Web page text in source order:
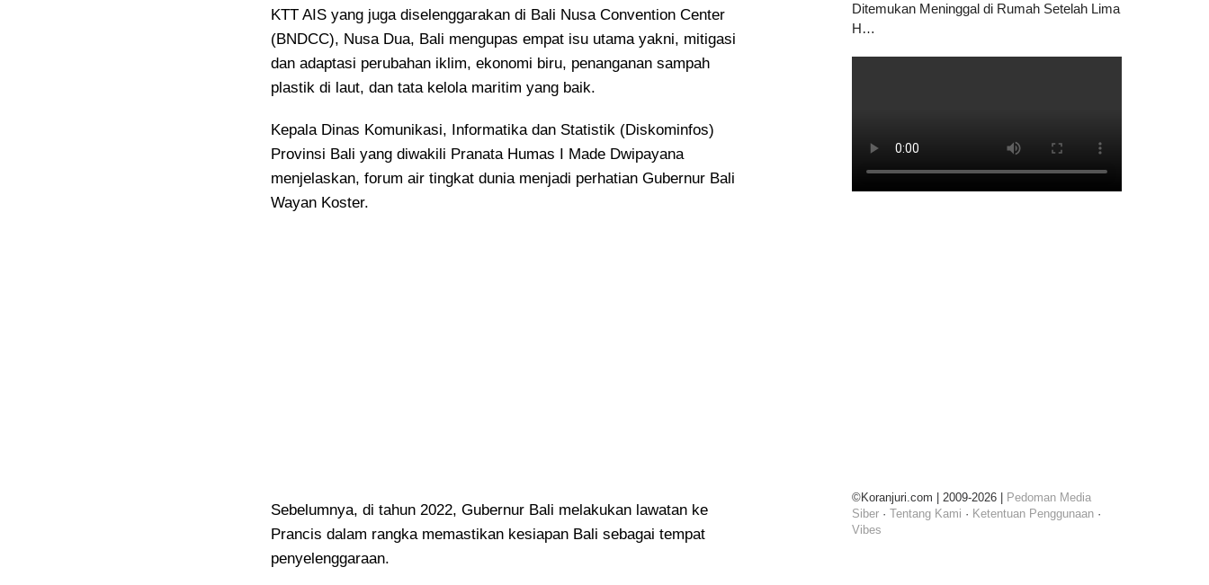
KTT AIS yang juga diselenggarakan di Bali Nusa Convention Center
(BNDCC), Nusa Dua, Bali mengupas empat isu utama yakni, mitigasi
dan adaptasi perubahan iklim, ekonomi biru, penanganan sampah
plastik di laut, dan tata kelola maritim yang baik.
Kepala Dinas Komunikasi, Informatika dan Statistik (Diskominfos)
Provinsi Bali yang diwakili Pranata Humas I Made Dwipayana
menjelaskan, forum air tingkat dunia menjadi perhatian Gubernur Bali
Wayan Koster.
Sebelumnya, di tahun 2022, Gubernur Bali melakukan lawatan ke
Prancis dalam rangka memastikan kesiapan Bali sebagai tempat
penyelenggaraan.
Ditemukan Meninggal di Rumah Setelah Lima
H…
©Koranjuri.com | 2009-2026 |
Pedoman Media
Siber ·Tentang Kami · Ketentuan Penggunaan ·
Vibes